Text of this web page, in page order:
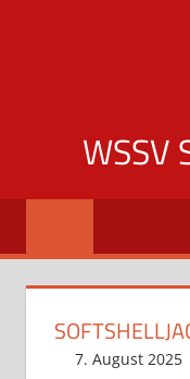
WSSV
offizielle
WSSV
1990
7. August 2025